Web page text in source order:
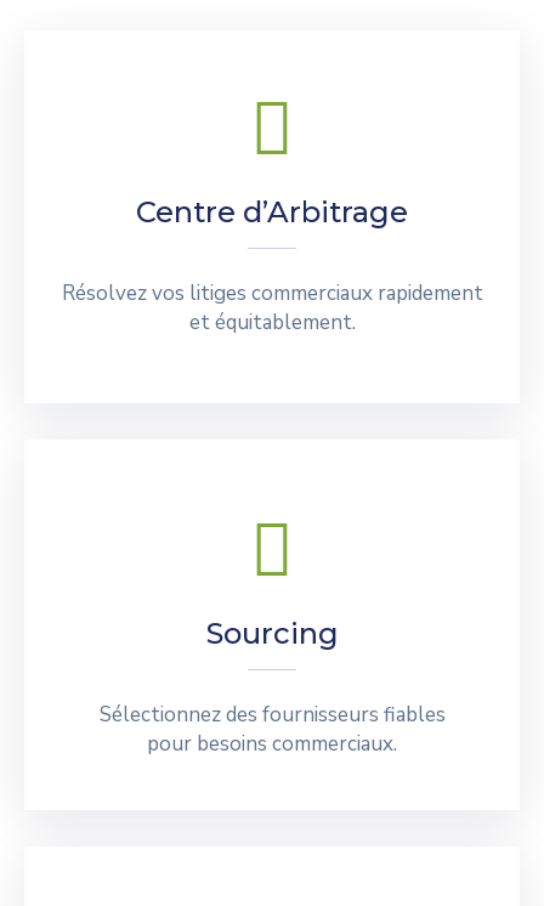
Centre d’Arbitrage
Résolvez vos litiges commerciaux rapidement
et équitablement.
Sourcing
Sélectionnez des fournisseurs fiables
pour besoins commerciaux.